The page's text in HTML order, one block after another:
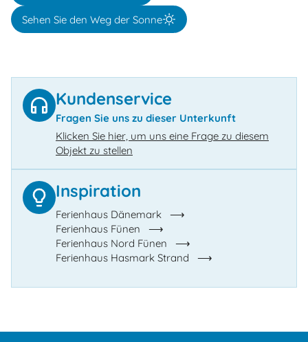
Sehen Sie den Weg der Sonne
Kundenservice
Fragen Sie uns zu dieser Unterkunft
Klicken Sie hier, um uns eine Frage zu diesem
Objekt zu stellen
Inspiration
Ferienhaus Dänemark
Ferienhaus Fünen
Ferienhaus Nord Fünen
Ferienhaus Hasmark Strand